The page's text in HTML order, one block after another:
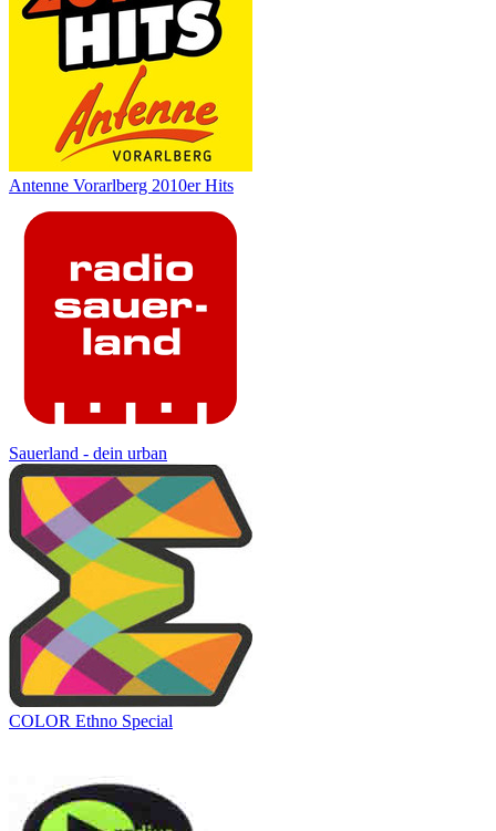
Antenne Vorarlberg 2010er Hits
Sauerland - dein urban
COLOR Ethno Special